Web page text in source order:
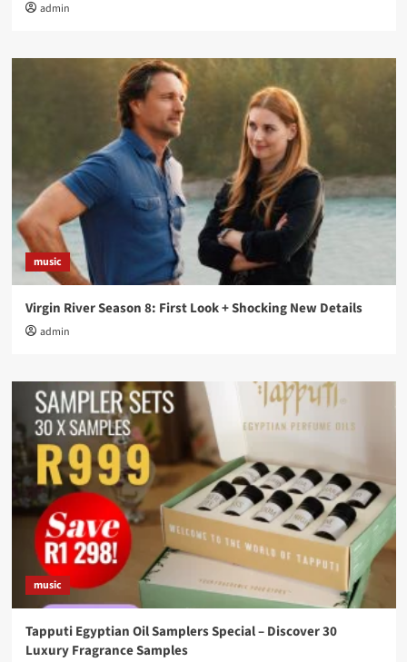
admin
music
Virgin River Season 8: First Look + Shocking New Details
admin
music
Tapputi Egyptian Oil Samplers Special – Discover 30
Luxury Fragrance Samples